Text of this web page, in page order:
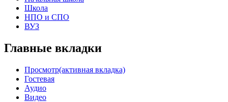
Школа
НПО и СПО
ВУЗ
Главные вкладки
Просмотр(активная вкладка)
Гостевая
Аудио
Видео